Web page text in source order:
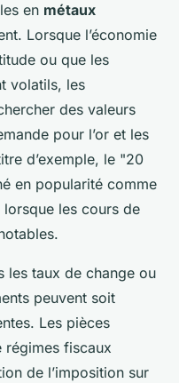
en métaux
Lorsque l’économie
ou que les
volatils, les
des valeurs
pour l’or et les
d’exemple, le "20
en popularité comme
les cours de
les taux de change ou
peuvent soit
Les pièces
régimes fiscaux
de l’imposition sur